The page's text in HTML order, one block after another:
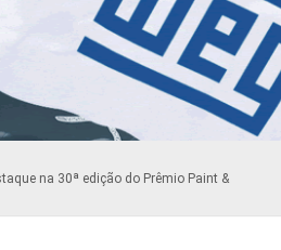
na 30ª edição do Prêmio Paint &